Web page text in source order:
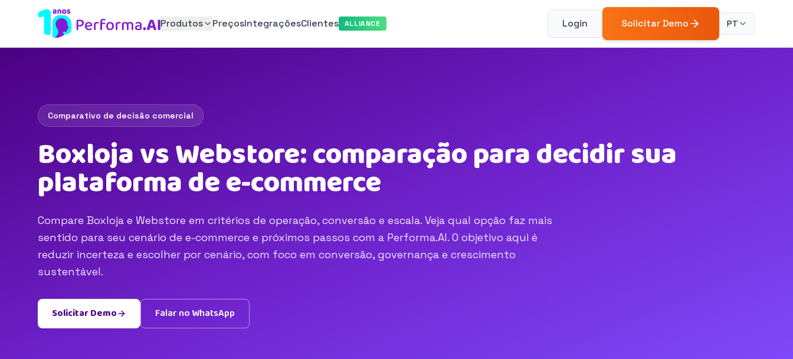
Produtos PreçosIntegraçõesClientes ALLIANCE Login Solicitar Demo PT
Comparativo de decisão comercial
Boxloja vs Webstore: comparação para decidir sua
plataforma de e-commerce
Compare Boxloja e Webstore em critérios de operação, conversão e escala. Veja qual opção faz mais
sentido para seu cenário de e-commerce e próximos passos com a Performa.AI. O objetivo aqui é
reduzir incerteza e escolher por cenário, com foco em conversão, governança e crescimento
sustentável.
Solicitar Demo Falar no WhatsApp